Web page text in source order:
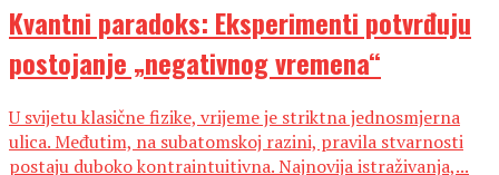
Kvantni paradoks: Eksperimenti potvrđuju
postojanje „negativnog vremena“
U svijetu klasične fizike, vrijeme je striktna jednosmjerna
ulica. Međutim, na subatomskoj razini, pravila stvarnosti
postaju duboko kontraintuitivna. Najnovija istraživanja,...